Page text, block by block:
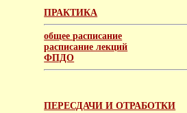
ПРАКТИКА
общее расписание
расписание лекций
ФПДО
ПЕРЕСДАЧИ И ОТРАБОТКИ